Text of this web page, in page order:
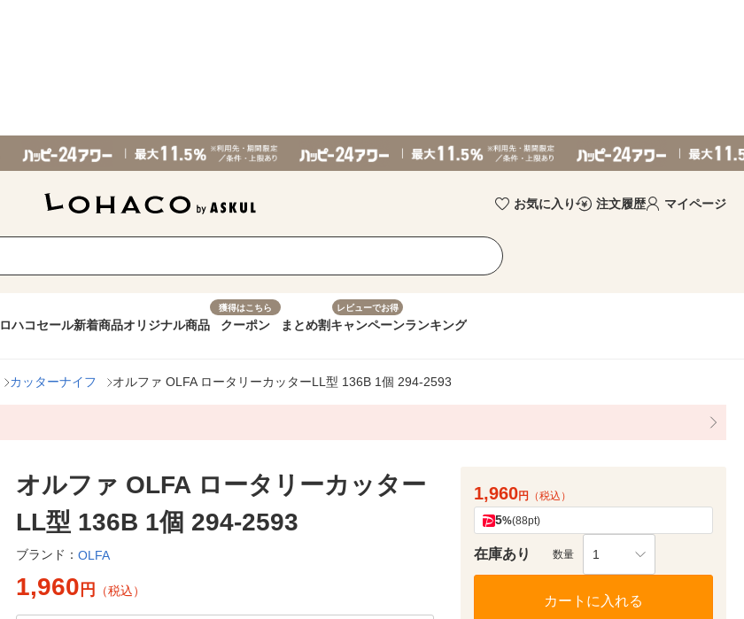
お気に入り 注文履歴 マイページ
ロハコセール新着商品オリジナル商品
獲得はこちら
クーポン まとめ割
レビューでお得
キャンペーンランキング
カッターナイフ オルファ OLFA ロータリーカッターLL型 136B 1個 294-2593
オルファ OLFA ロータリーカッター
LL型 136B 1個 294-2593
ブランド： OLFA
1,960 円 （税込）
1,960円 （税込）
5%(88pt)
在庫あり 数量 1
カートに入れる